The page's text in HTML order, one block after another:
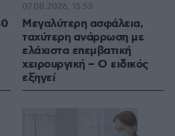
Μεγαλύτερη ασφάλεια,
ταχύτερη ανάρρωση με
ελάχιστα επεμβατική
χειρουργική – Ο ειδικός
εξηγεί
07.08.2026, 15:53